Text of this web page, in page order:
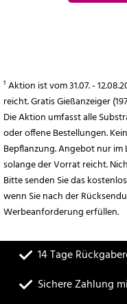
¹ Aktion ist vom 31.07. -
reicht. Gratis Gießanzeiger
Die Aktion umfasst alle
oder offene Bestellungen.
Bepflanzung. Angebot nur
solange der Vorrat reicht.
Bitte senden Sie das
wenn Sie nach der
Werbeanforderung erfüllen.
14 Tage
Sichere Zahlung